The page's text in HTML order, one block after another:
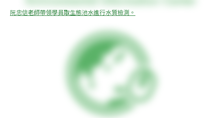
阮忠信老師帶領學員取生態池水進行水質檢測。